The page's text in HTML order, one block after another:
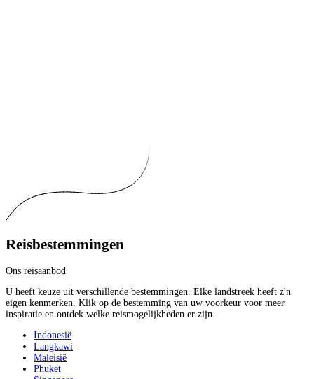
Reisbestemmingen
Ons reisaanbod
U heeft keuze uit verschillende bestemmingen. Elke landstreek heeft z'n
eigen kenmerken. Klik op de bestemming van uw voorkeur voor meer
inspiratie en ontdek welke reismogelijkheden er zijn.
Indonesië
Langkawi
Maleisië
Phuket